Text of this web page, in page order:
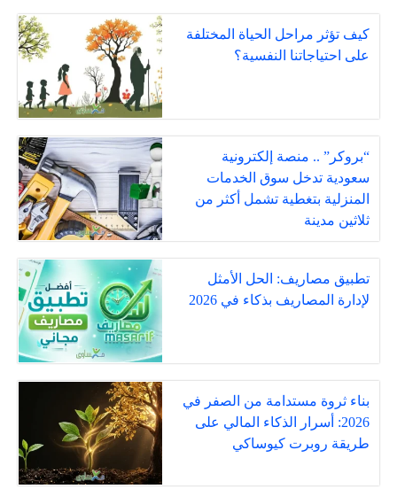
كيف تؤثر مراحل الحياة المختلفة
على احتياجاتنا النفسية؟
“بروكر” .. منصة إلكترونية
سعودية تدخل سوق الخدمات
المنزلية بتغطية تشمل أكثر من
ثلاثين مدينة
تطبيق مصاريف: الحل الأمثل
لإدارة المصاريف بذكاء في 2026
بناء ثروة مستدامة من الصفر في
2026: أسرار الذكاء المالي على
طريقة روبرت كيوساكي